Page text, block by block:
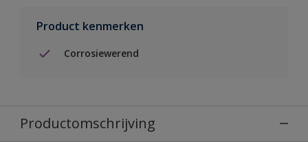
Product kenmerken
Corrosiewerend
Productomschrijving